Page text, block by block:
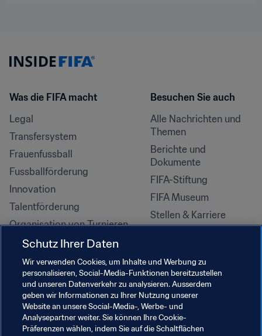
Was die FIFA macht
Legal
Transfersystem
Frauenfussball
Fussballförderung
Innovation
Talentförderung
Organisation von Turnieren
Nachhaltigkeit
Menschenrechte und
Antidiskriminierung
Gesundheit und Medizin
Bildungsinitiativen
Besuchen Sie auch
Alle Nachrichten und
Themen
Berichte und
Dokumente
FIFA-Stiftung
FIFA Museum
Stellen & Karriere
Schutz Ihrer Daten
Wir verwenden Cookies, um Inhalte und Werbung zu
personalisieren, Social-Media-Funktionen bereitzustellen
und unseren Datenverkehr zu analysieren. Ausserdem
geben wir Informationen zu Ihrer Nutzung unserer
Website an unsere Social-Media-, Werbe- und
Analysepartner weiter. Sie können Ihre Cookie-
Präferenzen wählen, indem Sie auf die Schaltflächen